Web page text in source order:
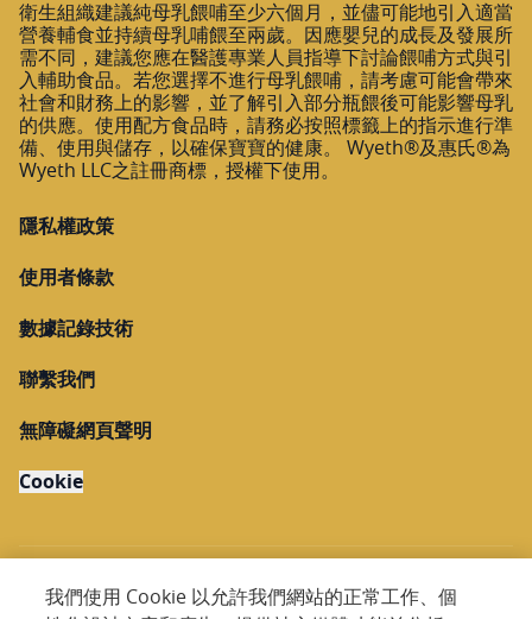
衛生組織建議純母乳餵哺至少六個月，並儘可能地引入適當
營養輔食並持續母乳哺餵至兩歲。因應嬰兒的成長及發展所
需不同，建議您應在醫護專業人員指導下討論餵哺方式與引
入輔助食品。若您選擇不進行母乳餵哺，請考慮可能會帶來
社會和財務上的影響，並了解引入部分瓶餵後可能影響母乳
的供應。使用配方食品時，請務必按照標籤上的指示進行準
備、使用與儲存，以確保寶寶的健康。 Wyeth®及惠氏®為
Wyeth LLC之註冊商標，授權下使用。
隱私權政策
使用者條款
數據記錄技術
聯繫我們
無障礙網頁聲明
Cookie
我們使用 Cookie 以允許我們網站的正常工作、個